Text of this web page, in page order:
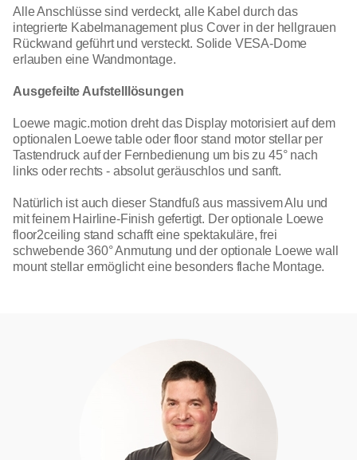
Alle Anschlüsse sind verdeckt, alle Kabel durch das
integrierte Kabelmanagement plus Cover in der hellgrauen
Rückwand geführt und versteckt. Solide VESA-Dome
erlauben eine Wandmontage.
Ausgefeilte Aufstelllösungen
Loewe magic.motion dreht das Display motorisiert auf dem
optionalen Loewe table oder floor stand motor stellar per
Tastendruck auf der Fernbedienung um bis zu 45° nach
links oder rechts - absolut geräuschlos und sanft.
Natürlich ist auch dieser Standfuß aus massivem Alu und
mit feinem Hairline-Finish gefertigt. Der optionale Loewe
floor2ceiling stand schafft eine spektakuläre, frei
schwebende 360° Anmutung und der optionale Loewe wall
mount stellar ermöglicht eine besonders flache Montage.